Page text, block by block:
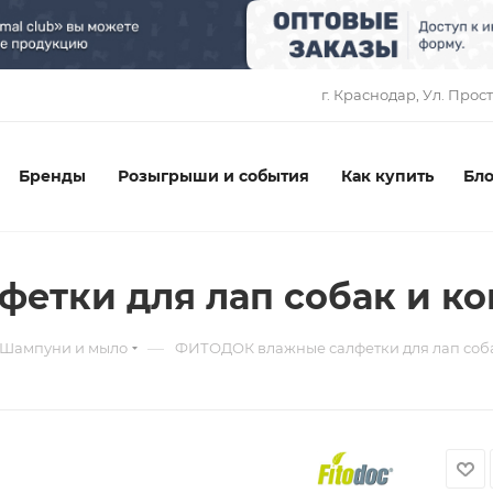
г. Краснодар, ​Ул.
Бренды Розыгрыши и события Как купить
для лап собак и
Шампуни и мыло — ФИТОДОК влажные салфетки для лап